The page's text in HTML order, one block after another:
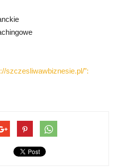
szczesliwawbiznesie.pl/”: